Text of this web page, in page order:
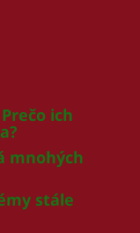
ich
mnohých
stále